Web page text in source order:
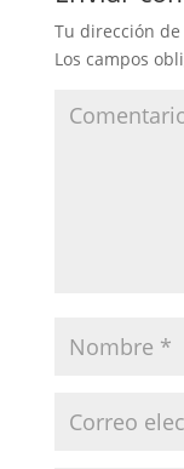
o
o
Tu dirección
Los campos